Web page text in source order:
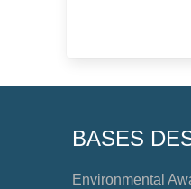
BASES
Environmental